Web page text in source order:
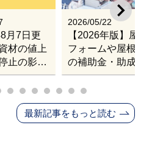
8月7日更
材の値上
止の影響
根材・シ
熱材・ル
の値上げ
困難・出
2026/05/22
【2026年版】
フォームや屋根
の補助金・助成
業
最新記事をもっと読む